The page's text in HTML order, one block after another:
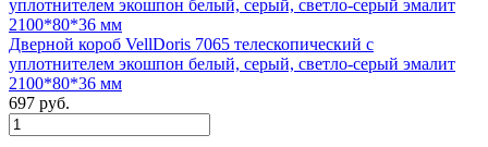
Дверной короб VellDoris 7065 телескопический с
уплотнителем экошпон белый, серый, светло-серый эмалит
2100*80*36 мм
697 руб.